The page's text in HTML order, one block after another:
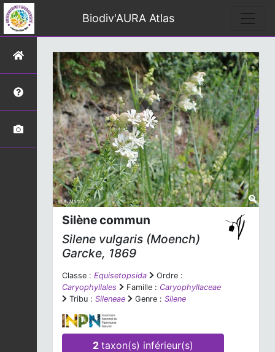
Biodiv'AURA Atlas
Silène commun
Silene vulgaris (Moench)
Garcke, 1869
Classe : Equisetopsida
Ordre :
Caryophyllales
Famille : Caryophyllaceae
Tribu : Sileneae Genre : Silene
2taxon(s) inférieur(s)